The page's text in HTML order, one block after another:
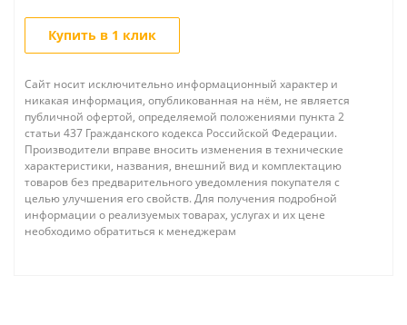
Купить в 1 клик
Сайт носит исключительно информационный характер и
никакая информация, опубликованная на нём, не является
публичной офертой, определяемой положениями пункта 2
статьи 437 Гражданского кодекса Российской Федерации.
Производители вправе вносить изменения в технические
характеристики, названия, внешний вид и комплектацию
товаров без предварительного уведомления покупателя с
целью улучшения его свойств. Для получения подробной
информации о реализуемых товарах, услугах и их цене
необходимо обратиться к менеджерам